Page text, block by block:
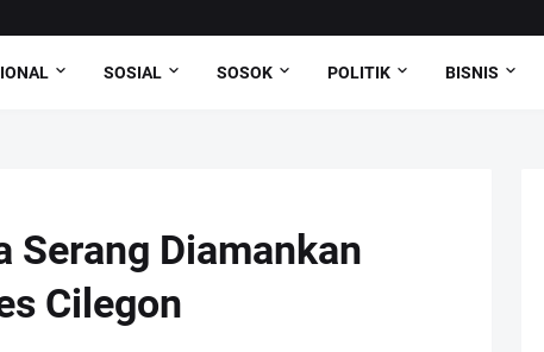
SOSIAL SOSOK POLITIK BISNIS
Serang Diamankan
Cilegon